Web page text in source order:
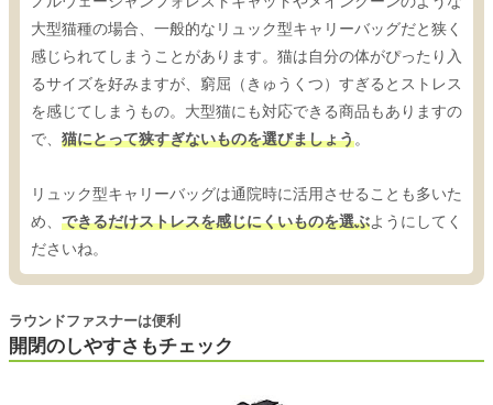
大型猫種の場合、一般的なリュック型キャリーバッグだと狭く
感じられてしまうことがあります。猫は自分の体がぴったり入
るサイズを好みますが、窮屈（きゅうくつ）すぎるとストレス
を感じてしまうもの。大型猫にも対応できる商品もありますの
で、 猫にとって狭すぎないものを選びましょう。
リュック型キャリーバッグは通院時に活用させることも多いた
め、 できるだけストレスを感じにくいものを選ぶようにしてく
ださいね。
開閉のしやすさもチェック
ラウンドファスナーは便利